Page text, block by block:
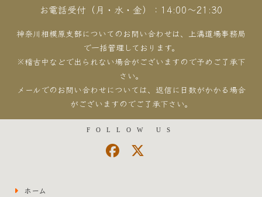
お電話受付（月・水・金）：14:00〜21:30
神奈川相模原支部についてのお問い合わせは、上溝道場事務局
で一括管理しております。
※稽古中などで出られない場合がございますので予めご了承下
さい。
メールでのお問い合わせについては、返信に日数がかかる場合
がございますのでご了承下さい。
FOLLOW US
ホーム